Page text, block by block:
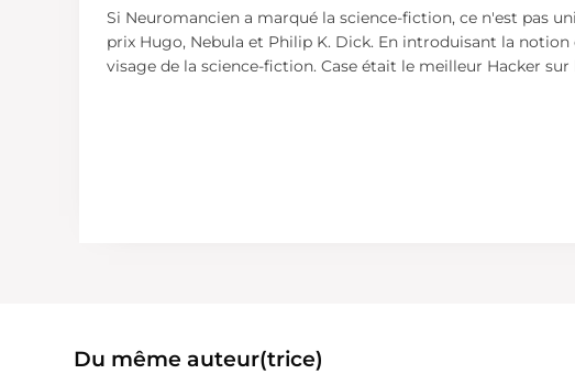
Si Neuromancien a marqué la science-fiction, ce n'est pas
prix Hugo, Nebula et Philip K. Dick. En introduisant la
visage de la science-fiction. Case était le meilleur Hacker
Du même auteur(trice)